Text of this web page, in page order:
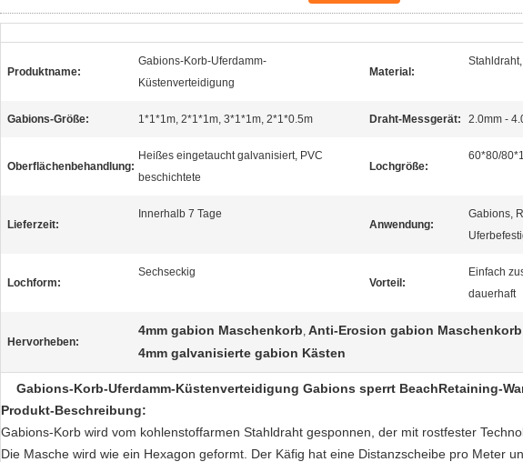
Produktname:
Gabions-Korb-Uferdamm-
Küstenverteidigung
Material:
Gabions-Größe: 1*1*1m, 2*1*1m, 3*1*1m, 2*1*0.5m Draht-Messgerät: 2.0mm -
Oberflächenbehandlung:
Heißes eingetaucht galvanisiert, PVC
beschichtete
Lochgröße:
60*80/
Lieferzeit:
Innerhalb 7 Tage
Anwendung:
Gabions,
Lochform:
Sechseckig
Vorteil:
Einfach
dauerhaft
Hervorheben:
4mm gabion Maschenkorb, Anti-Erosion gabion Maschenkorb
4mm galvanisierte gabion Kästen
Gabions-Korb-Uferdamm-Küstenverteidigung Gabions sperrt BeachRetaining-
Produkt-Beschreibung:
Gabions-Korb wird vom kohlenstoffarmen Stahldraht gesponnen, der mit rostfester
Die Masche wird wie ein Hexagon geformt. Der Käfig hat eine Distanzscheibe pro Meter